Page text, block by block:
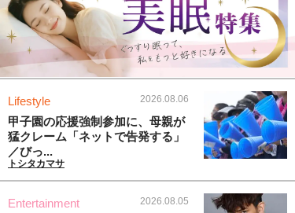
Lifestyle 2026.08.06
甲子園の応援強制参加に、母親が
猛クレーム「ネットで告発する」
／びっ...
トシタカマサ
Entertainment 2026.08.05